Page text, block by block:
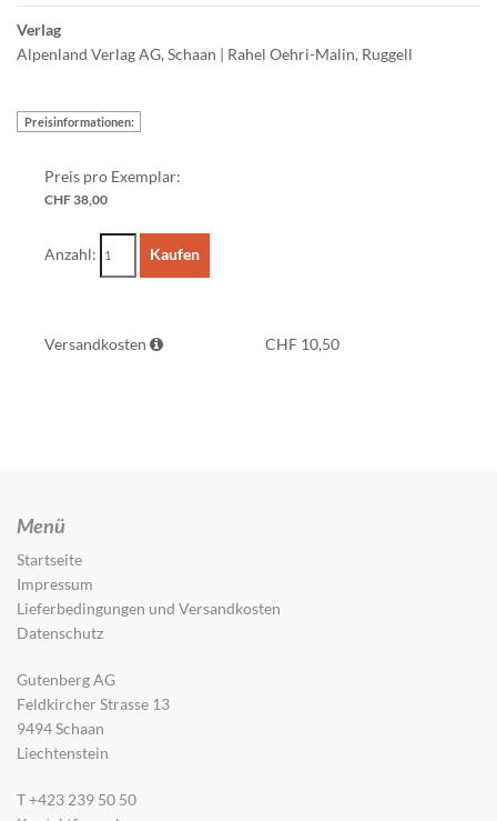
Verlag
Alpenland Verlag AG, Schaan | Rahel Oehri-Malin, Ruggell
Preisinformationen:
Preis pro Exemplar:
CHF 38,00
Anzahl: Kaufen
Versandkosten CHF 10,50
Menü
Startseite
Impressum
Lieferbedingungen und Versandkosten
Datenschutz
Gutenberg AG
Feldkircher Strasse 13
9494 Schaan
Liechtenstein
T +423 239 50 50